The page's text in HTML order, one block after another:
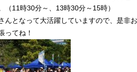
（11時30分～、13時30分～15時）
んとなって大活躍していますので、是非